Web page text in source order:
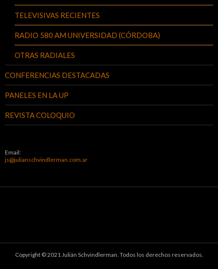
TELEVISIVAS RECIENTES
RADIO 580 AM UNIVERSIDAD (CÓRDOBA)
OTRAS RADIALES
CONFERENCIAS DESTACADAS
PANELES EN LA UP
REVISTA COLOQUIO
Email:
js@julianschvindlerman.com.ar
Copyright © 2021 Julián Schvindlerman. Todos los derechos reservados.